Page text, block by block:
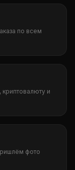
по всем
и
фото